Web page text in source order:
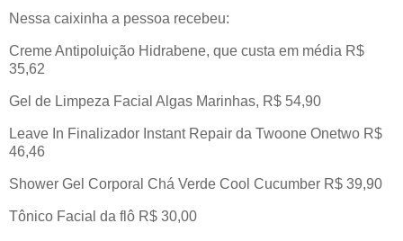
Nessa caixinha a pessoa recebeu:
Creme Antipoluição Hidrabene, que custa em média R$
35,62
Gel de Limpeza Facial Algas Marinhas, R$ 54,90
Leave In Finalizador Instant Repair da Twoone Onetwo R$
46,46
Shower Gel Corporal Chá Verde Cool Cucumber R$ 39,90
Tônico Facial da flô R$ 30,00